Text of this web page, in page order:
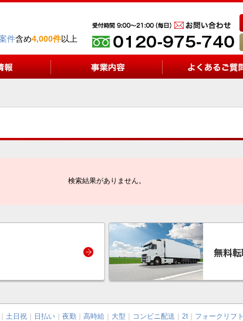
件含め4,000件以上
検索結果がありません。
土日祝 日払い 夜勤 高時給 大型 コンビニ配送 2t｜ フォークリフト